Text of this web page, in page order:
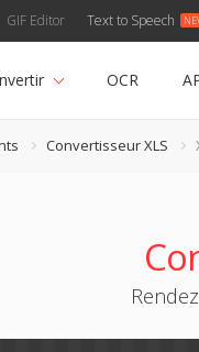
GIF Editor Text to Speech
OCR
Convertisseur XLS